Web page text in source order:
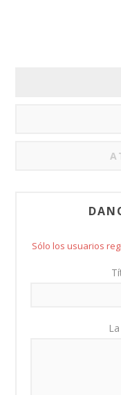
Sólo los usuarios